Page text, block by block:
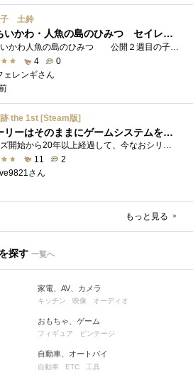
子 土鈴
映画ちいかわ・人魚の島のひみつ セイレーンのモデルは犬だった？
映画ちいかわ人魚の島のひみつ 公開２週目の子どもさんの来場が制限されているレイトショーでも満席でしたし新たにボンドロシールの来場�...
4
0
ェレンギさん
the 1st [Steam版]
ストーリーはそのままにゲームシステムを現代化
11
2
さん
もっと見る
探す 一覧へ
家電、AV、カメラ
キッチン 映像 オーディオ
おもちゃ、ゲーム
フィギュア ビンテージ
自動車、オートバイ
自動車 ETC 工具